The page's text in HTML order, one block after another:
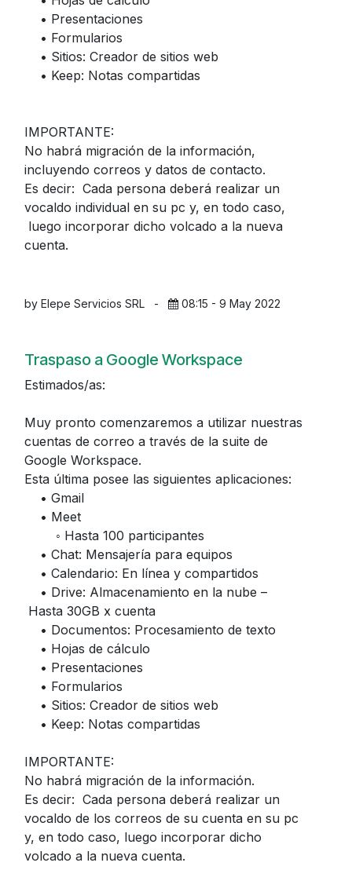
• Presentaciones
• Formularios
• Sitios: Creador de sitios web
• Keep: Notas compartidas
IMPORTANTE:
No habrá migración de la información,
incluyendo correos y datos de contacto.
Es decir: Cada persona deberá realizar un
vocaldo individual en su pc y, en todo caso,
luego incorporar dicho volcado a la nueva
cuenta.
by Elepe Servicios SRL - 08:15 - 9 May 2022
Traspaso a Google Workspace
Estimados/as:
Muy pronto comenzaremos a utilizar nuestras
cuentas de correo a través de la suite de
Google Workspace.
Esta última posee las siguientes aplicaciones:
• Gmail
• Meet
◦ Hasta 100 participantes
• Chat: Mensajería para equipos
• Calendario: En línea y compartidos
• Drive: Almacenamiento en la nube –
Hasta 30GB x cuenta
• Documentos: Procesamiento de texto
• Hojas de cálculo
• Presentaciones
• Formularios
• Sitios: Creador de sitios web
• Keep: Notas compartidas
IMPORTANTE:
No habrá migración de la información.
Es decir: Cada persona deberá realizar un
vocaldo de los correos de su cuenta en su pc
y, en todo caso, luego incorporar dicho
volcado a la nueva cuenta.